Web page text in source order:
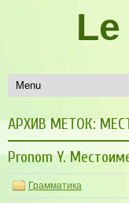
АРХИВ МЕТОК:
Pronom Y.
Грамматика